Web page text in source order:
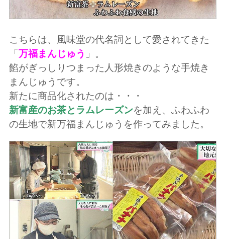
こちらは、風味堂の代名詞として愛されてきた
「万福まんじゅう 」。
餡がぎっしりつまった人形焼きのような手焼き
まんじゅうです。
新たに商品化されたのは・・・
新富産のお茶とラムレーズンを加え、ふわふわ
の生地で新万福まんじゅうを作ってみました。